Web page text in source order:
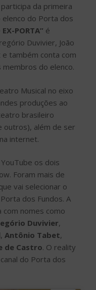
da primeira
elenco do Porta dos
PORTA” é
Duvivier, João
também conta com
membros do elenco.
Musical no eixo
produções ao
brasileiro
outros), além de ser
internet.
os dois
Foram mais de
vai selecionar o
dos Fundos. A
nomes como
Duvivier,
, Antônio Tabet,
de Castro. O reality
do Porta dos